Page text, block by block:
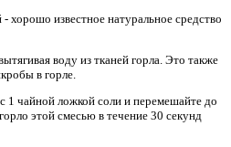
хорошо известное натуральное средство
воду из тканей горла. Это также
в горле.
1 чайной ложкой соли и перемешайте до
этой смесью в течение 30 секунд